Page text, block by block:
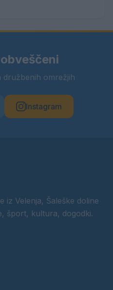
družbenih omrežjih
Instagram
iz Velenja, Šaleške doline
šport, kultura, dogodki.